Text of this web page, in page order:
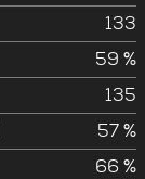
133
59 %
135
57 %
66 %